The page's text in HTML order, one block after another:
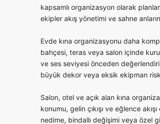
kapsamlı organizasyon olarak
ekipler akış yönetimi ve sahne
Evde kına organizasyonu daha
bahçesi, teras veya salon içinde
ve ses seviyesi önceden
büyük dekor veya eksik ekipman
Salon, otel ve açık alan kına
konumu, gelin çıkışı ve eğlence
nedime, bindallı değişimi veya özel